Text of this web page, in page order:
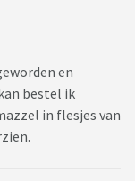
de aanbieding
meerdere keren
over van mijn
en
bestel ik
in flesjes van